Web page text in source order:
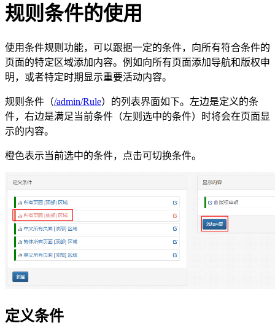
规则条件的使用
使用条件规则功能，可以跟据一定的条件，向所有符合条件的
页面的特定区域添加内容。例如向所有页面添加导航和版权申
明，或者特定时期显示重要活动内容。
规则条件（/admin/Rule）的列表界面如下。左边是定义的条
件，右边是满足当前条件（左则选中的条件）时将会在页面显
示的内容。
橙色表示当前选中的条件，点击可切换条件。
定义条件